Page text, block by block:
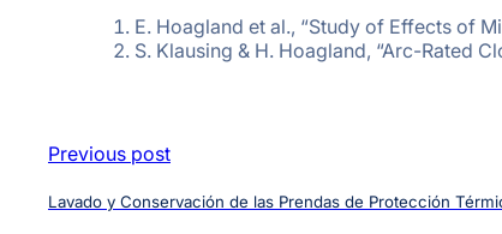
E. Hoagland et al., “Study of Effects of
S. Klausing & H. Hoagland, “Arc-Rated
Previous post
Lavado y Conservación de las Prendas de Protección